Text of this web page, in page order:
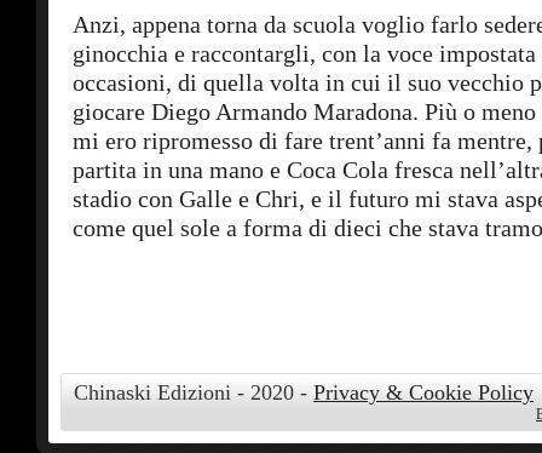
Anzi, appena torna da scuola voglio farlo
ginocchia e raccontargli, con la voce
occasioni, di quella volta in cui il suo vecchio
giocare Diego Armando Maradona. Più o meno
mi ero ripromesso di fare trent’anni fa mentre,
partita in una mano e Coca Cola fresca
stadio con Galle e Chri, e il futuro mi stava
come quel sole a forma di dieci che stava
Chinaski Edizioni - 2020 - Privacy & Cookie Policy